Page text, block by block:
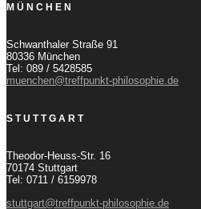
MÜNCHEN
Schwanthaler Straße 91
80336 München
Tel: 089 / 5428585
muenchen@treffpunkt-philosophie.de
STUTTGART
Theodor-Heuss-Str. 16
70174 Stuttgart
Tel: 0711 / 6159978
stuttgart@treffpunkt-philosophie.de